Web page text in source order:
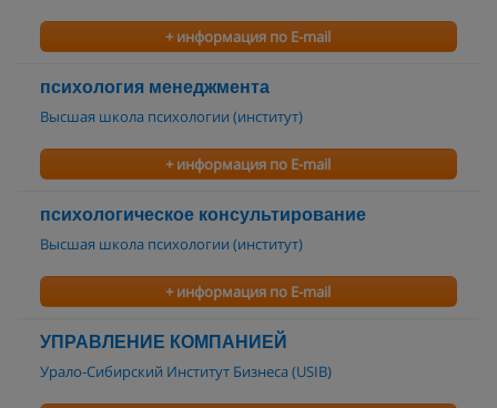
+ информация по E-mail
психология менеджмента
Высшая школа психологии (институт)
+ информация по E-mail
психологическое консультирование
Высшая школа психологии (институт)
+ информация по E-mail
УПРАВЛЕНИЕ КОМПАНИЕЙ
Урало-Сибирский Институт Бизнеса (USIB)